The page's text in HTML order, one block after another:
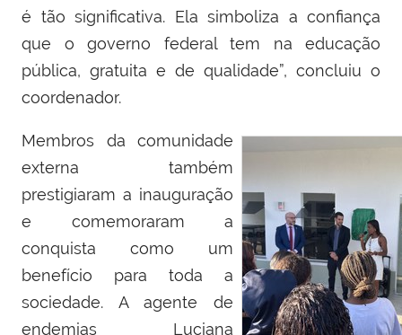
é tão significativa. Ela simboliza a confiança
que o governo federal tem na educação
pública, gratuita e de qualidade”, concluiu o
coordenador.
Membros da comunidade
externa também
prestigiaram a inauguração
e comemoraram a
conquista como um
benefício para toda a
sociedade. A agente de
endemias Luciana